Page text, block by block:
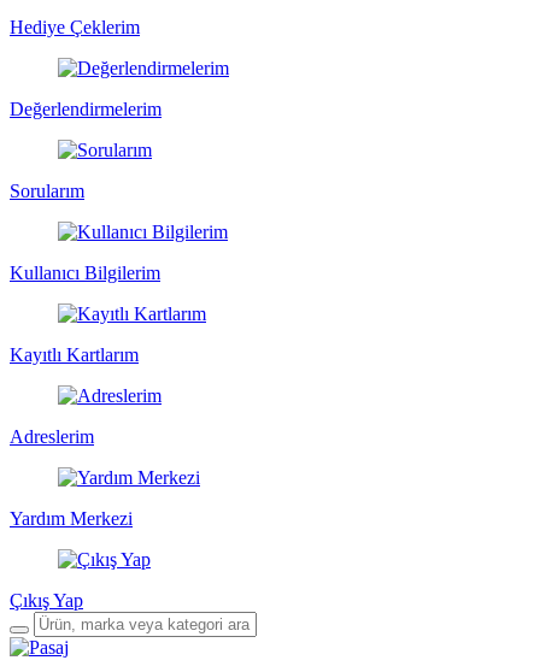
Hediye Çeklerim
Değerlendirmelerim
Sorularım
Kullanıcı Bilgilerim
Kayıtlı Kartlarım
Adreslerim
Yardım Merkezi
Çıkış Yap